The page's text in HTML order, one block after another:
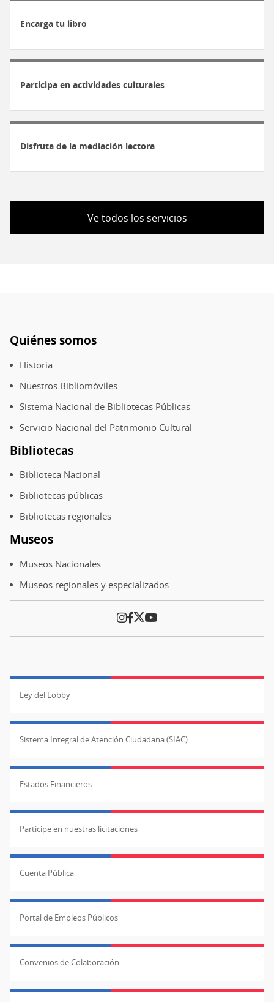
Encarga tu libro
Participa en actividades culturales
Disfruta de la mediación lectora
Ve todos los servicios
Pie
de
página
Quiénes somos
Historia
Nuestros Bibliomóviles
Sistema Nacional de Bibliotecas Públicas
Servicio Nacional del Patrimonio Cultural
Bibliotecas
Biblioteca Nacional
Bibliotecas públicas
Bibliotecas regionales
Museos
Museos Nacionales
Museos regionales y especializados
Ley del Lobby
Sistema Integral de Atención Ciudadana (SIAC)
Estados Financieros
Participe en nuestras licitaciones
Cuenta Pública
Portal de Empleos Públicos
Convenios de Colaboración